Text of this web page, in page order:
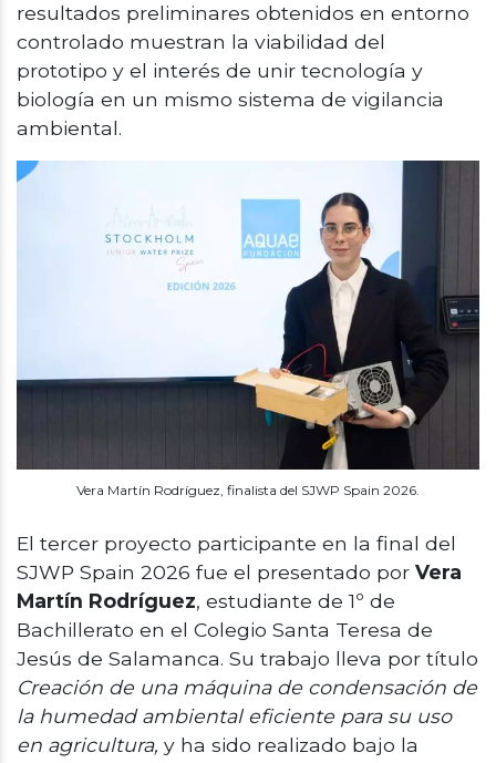
resultados preliminares obtenidos en entorno
controlado muestran la viabilidad del
prototipo y el interés de unir tecnología y
biología en un mismo sistema de vigilancia
ambiental.
Vera Martín Rodríguez, finalista del SJWP Spain 2026.
El tercer proyecto participante en la final del
SJWP Spain 2026 fue el presentado por Vera
Martín Rodríguez, estudiante de 1º de
Bachillerato en el Colegio Santa Teresa de
Jesús de Salamanca. Su trabajo lleva por título
Creación de una máquina de condensación de
la humedad ambiental eficiente para su uso
en agricultura, y ha sido realizado bajo la